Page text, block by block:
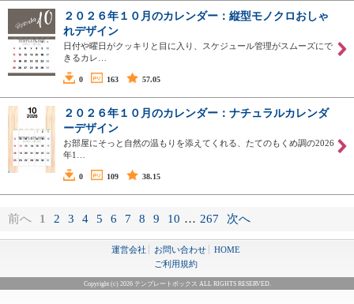
２０２６年１０月のカレンダー：縦型モノクロおしゃ
れデザイン
日付や曜日がクッキリと目に入り、スケジュール管理がスムーズにで
きるカレ…
0 163 57.05
２０２６年１０月のカレンダー：ナチュラルカレンダ
ーデザイン
お部屋にそっと自然の温もりを添えてくれる、たてのもくめ調の2026
年1…
0 109 38.15
前へ 1 2 3 4 5 6 7 8 9 10 … 267 次へ
運営会社 お問い合わせ
HOME
ご利用規約
Copyright (c) 2026 テンプレートボックス ALL RIGHTS RESERVED.